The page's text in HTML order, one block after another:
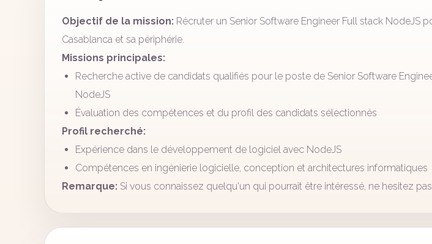
Objectif de la mission: Récruter un Senior Software Engineer Full stack NodeJS
Casablanca et sa périphérie.
Missions principales:
Recherche active de candidats qualifiés pour le poste de Senior Software
NodeJS
Évaluation des compétences et du profil des candidats sélectionnés
Profil recherché:
Expérience dans le développement de logiciel avec NodeJS
Compétences en ingénierie logicielle, conception et architectures informatiques
Remarque: Si vous connaissez quelqu'un qui pourrait être intéressé, ne hesitez